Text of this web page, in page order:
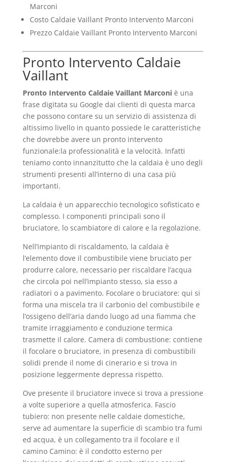
Marconi
Costo Caldaie Vaillant Pronto Intervento Marconi
Prezzo Caldaie Vaillant Pronto Intervento Marconi
Pronto Intervento Caldaie
Vaillant
Pronto Intervento Caldaie Vaillant Marconiè una
frase digitata su Google dai clienti di questa marca
che possono contare su un servizio di assistenza di
altissimo livello in quanto possiede le caratteristiche
che dovrebbe avere un pronto intervento
funzionale:la professionalità e la velocità. Infatti
teniamo conto innanzitutto che la caldaia è uno degli
strumenti presenti all’interno di una casa più
importanti.
La caldaia è un apparecchio tecnologico sofisticato e
complesso. I componenti principali sono il
bruciatore, lo scambiatore di calore e la regolazione.
Nell’impianto di riscaldamento, la caldaia è
l’elemento dove il combustibile viene bruciato per
produrre calore, necessario per riscaldare l’acqua
che circola poi nell’impianto stesso, sia esso a
radiatori o a pavimento. Focolare o bruciatore: qui si
forma una miscela tra il carbonio del combustibile e
l’ossigeno dell’aria dando luogo ad una fiamma che
tramite irraggiamento e conduzione termica
trasmette il calore. Camera di combustione: contiene
il focolare o bruciatore, in presenza di combustibili
solidi prende il nome di cinerario e si trova in
posizione leggermente depressa rispetto.
Ove presente il bruciatore invece si trova a pressione
a volte superiore a quella atmosferica. Fascio
tubiero: non presente nelle caldaie domestiche,
serve ad aumentare la superficie di scambio tra fumi
ed acqua, è un collegamento tra il focolare e il
camino Camino: è il condotto esterno per